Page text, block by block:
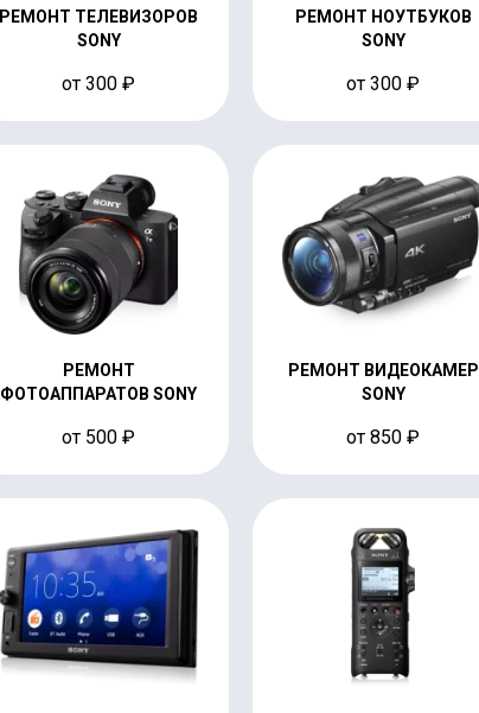
РЕМОНТ ТЕЛЕВИЗОРОВ
SONY
от 300 ₽
РЕМОНТ НОУТБУКОВ
SONY
от 300 ₽
РЕМОНТ
ФОТОАППАРАТОВ SONY
от 500 ₽
РЕМОНТ ВИДЕОКАМЕР
SONY
от 850 ₽